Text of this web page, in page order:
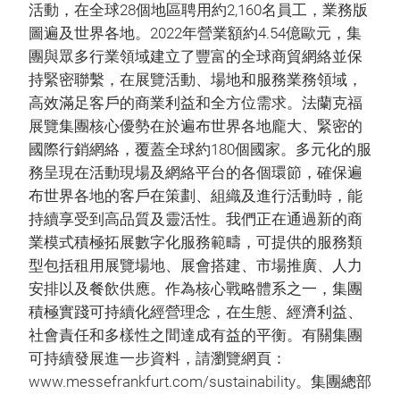
活動，在全球28個地區聘用約2,160名員工，業務版
圖遍及世界各地。2022年營業額約4.54億歐元，集
團與眾多行業領域建立了豐富的全球商貿網絡並保
持緊密聯繫，在展覽活動、場地和服務業務領域，
高效滿足客戶的商業利益和全方位需求。法蘭克福
展覽集團核心優勢在於遍布世界各地龐大、緊密的
國際行銷網絡，覆蓋全球約180個國家。多元化的服
務呈現在活動現場及網絡平台的各個環節，確保遍
布世界各地的客戶在策劃、組織及進行活動時，能
持續享受到高品質及靈活性。我們正在通過新的商
業模式積極拓展數字化服務範疇，可提供的服務類
型包括租用展覽場地、展會搭建、市場推廣、人力
安排以及餐飲供應。作為核心戰略體系之一，集團
積極實踐可持續化經營理念，在生態、經濟利益、
社會責任和多樣性之間達成有益的平衡。有關集團
可持續發展進一步資料，請瀏覽網頁：
www.messefrankfurt.com/sustainability。集團總部